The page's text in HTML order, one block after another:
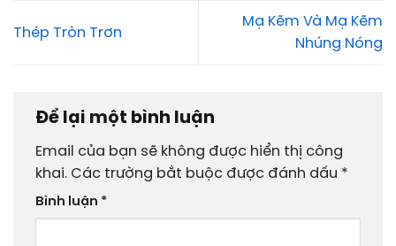
Thép Tròn Trơn
Mạ Kẽm Và Mạ Kẽm
Nhúng Nóng
Để lại một bình luận
Email của bạn sẽ không được hiển thị công
khai. Các trường bắt buộc được đánh dấu *
Bình luận *